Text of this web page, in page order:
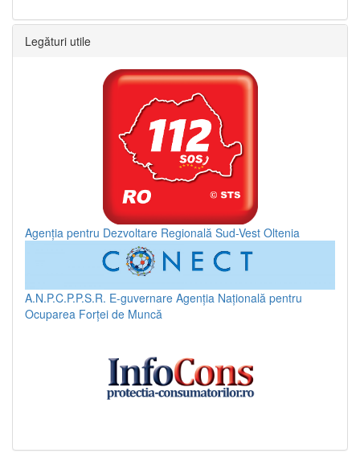
Legături utile
Agenția pentru Dezvoltare Regională Sud-Vest Oltenia
A.N.P.C.P.P.S.R. E-guvernare Agenția Națională pentru
Ocuparea Forței de Muncă